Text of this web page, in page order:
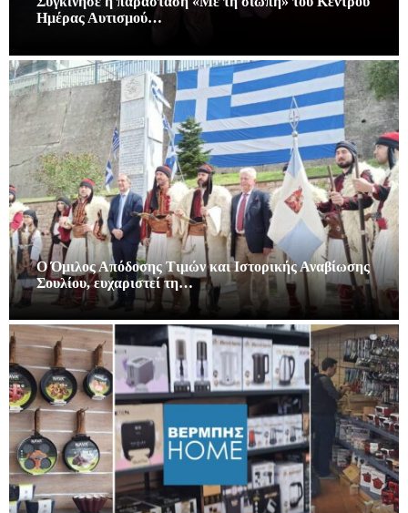
Ημέρας Αυτισμού…
Ο Όμιλος Απόδοσης Τιμών και Ιστορικής Αναβίωσης
Σουλίου, ευχαριστεί τη…